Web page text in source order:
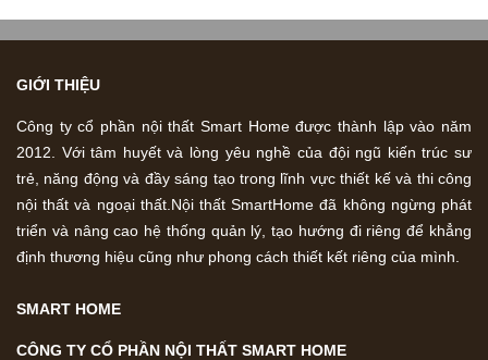
GIỚI THIỆU
Công ty cổ phần nội thất Smart Home được thành lập vào năm
2012. Với tâm huyết và lòng yêu nghề của đội ngũ kiến trúc sư
trẻ, năng động và đầy sáng tạo trong lĩnh vực thiết kế và thi công
nội thất và ngoại thất.Nội thất SmartHome đã không ngừng phát
triển và nâng cao hệ thống quản lý, tạo hướng đi riêng để khẳng
định thương hiệu cũng như phong cách thiết kết riêng của mình.
SMART HOME
CÔNG TY CỔ PHẦN NỘI THẤT SMART HOME